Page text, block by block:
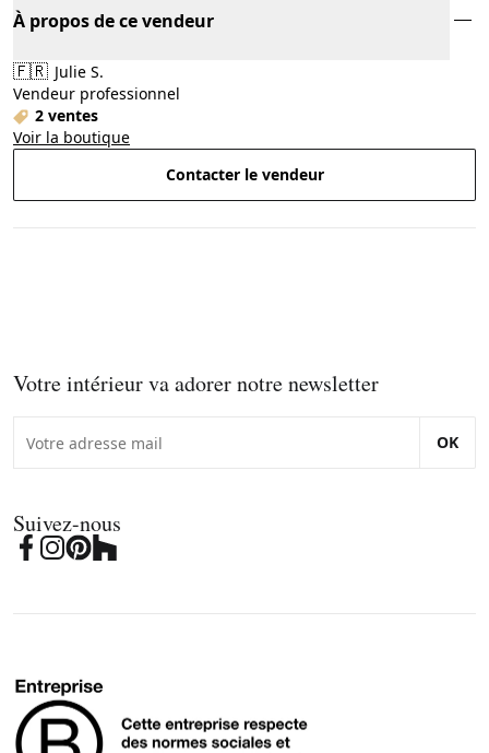
À propos de ce vendeur
🇫🇷 Julie S.
Vendeur professionnel
2 ventes
Voir la boutique
Contacter le vendeur
Votre intérieur va adorer notre newsletter
OK
Suivez-nous